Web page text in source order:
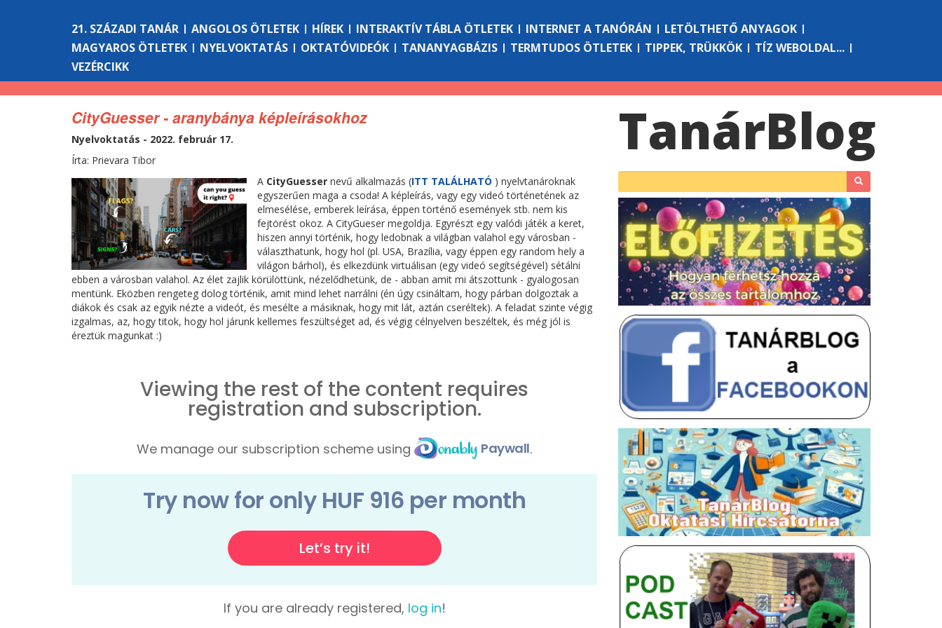
21. SZÁZADI TANÁR ANGOLOS ÖTLETEK HÍREK INTERAKTÍV TÁBLA ÖTLETEK INTERNET A TANÓRÁN
LETÖLTHETŐ ANYAGOK
MAGYAROS ÖTLETEK
NYELVOKTATÁS OKTATÓVIDEÓK TANANYAGBÁZIS TERMTUDOS ÖTLETEK TIPPEK, TRÜKKÖK
TÍZ WEBOLDAL...
VEZÉRCIKK
CityGuesser - aranybánya képleírásokhoz
Nyelvoktatás - 2022. február 17.
Írta: Prievara Tibor
A CityGuesser nevű alkalmazás (ITT TALÁLHATÓ ) nyelvtanároknak
egyszerűen maga a csoda! A képleírás, vagy egy videó történetének az
elmesélése, emberek leírása, éppen történő események stb. nem kis
fejtörést okoz. A CityGueser megoldja. Egyrészt egy valódi játék a keret,
hiszen annyi történik, hogy ledobnak a világban valahol egy városban -
választhatunk, hogy hol (pl. USA, Brazília, vagy éppen egy random hely a
világon bárhol), és elkezdünk virtuálisan (egy videó segítségével) sétálni
ebben a városban valahol. Az élet zajlik körülöttünk, nézelődhetünk, de - abban amit mi átszottunk - gyalogosan
mentünk. Eközben rengeteg dolog történik, amit mind lehet narrálni (én úgy csináltam, hogy párban dolgoztak a
diákok és csak az egyik nézte a videót, és mesélte a másiknak, hogy mit lát, aztán cseréltek). A feladat szinte végig
izgalmas, az, hogy titok, hogy hol járunk kellemes feszültséget ad, és végig célnyelven beszéltek, és még jól is
éreztük magunkat :)
TanárBlog